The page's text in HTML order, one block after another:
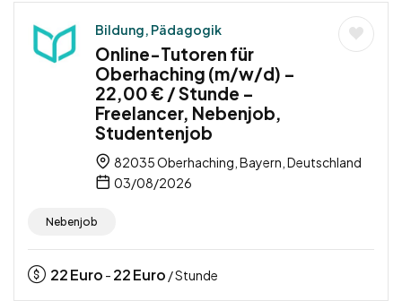
Bildung, Pädagogik
Online-Tutoren für
Oberhaching (m/w/d) –
22,00 € / Stunde –
Freelancer, Nebenjob,
Studentenjob
82035 Oberhaching, Bayern, Deutschland
03/08/2026
Nebenjob
22Euro - 22Euro / Stunde